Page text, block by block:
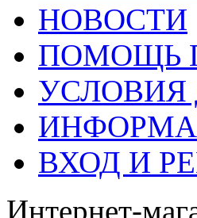
НОВОСТИ
ПОМОЩЬ
УСЛОВИЯ
ВХОД И
Интернет-